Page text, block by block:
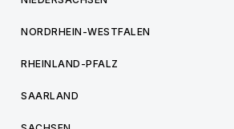
NORDRHEIN-WESTFALEN
RHEINLAND-PFALZ
SAARLAND